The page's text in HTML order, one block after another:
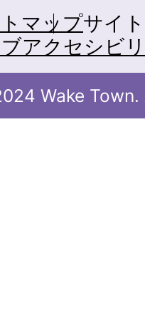
マップサイ
アクセシビ
Wake Town.